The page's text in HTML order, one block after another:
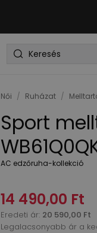
Női / Ruházat /
Sport
AC edzőruha-kollekció
14 490,00 Ft
Eredeti ár: 20 590,00 Ft
Legalacsonyabb ár a